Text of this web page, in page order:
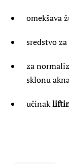
omekšava
sredstvo
za
sklonu
učinak